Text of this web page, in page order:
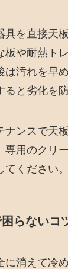
具を直接天
板や耐熱ト
は汚れを早
と劣化を防
ナンスで天
専用のクリ
ください。
らないコ
に消えて冷